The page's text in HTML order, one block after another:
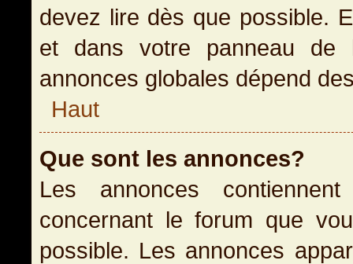
devez lire dès que possible.
et dans votre panneau de
annonces globales dépend
Haut
Que sont les annonces?
Les annonces
concernant le forum que
possible. Les annonces